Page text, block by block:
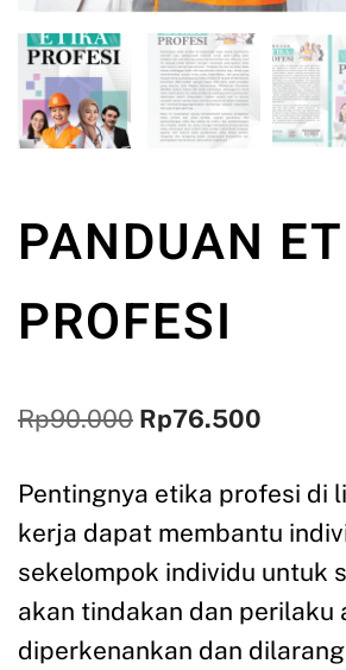
PANDUAN
PROFESI
Rp90.000 Rp76.500
Pentingnya etika profesi di
kerja dapat membantu
sekelompok individu untuk
akan tindakan dan perilaku
diperkenankan dan